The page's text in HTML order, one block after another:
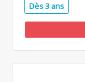
Dès 3 ans